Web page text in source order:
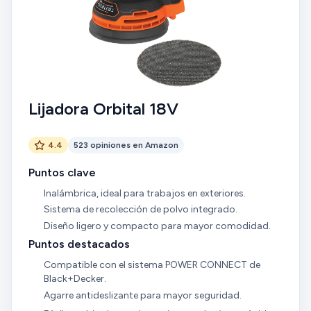
Lijadora Orbital 18V
4.4 523 opiniones en Amazon
Puntos clave
Inalámbrica, ideal para trabajos en exteriores.
Sistema de recolección de polvo integrado.
Diseño ligero y compacto para mayor comodidad.
Puntos destacados
Compatible con el sistema POWER CONNECT de
Black+Decker.
Agarre antideslizante para mayor seguridad.